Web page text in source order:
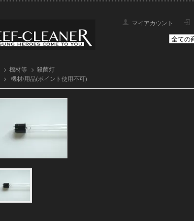
マイアカウント
> 機材等 > 殺菌灯
> 機材/用品(ポイント使用不可)